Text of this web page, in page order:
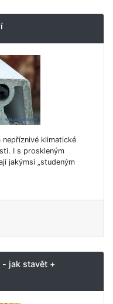
nepříznivé klimatické
I s proskleným
jakýmsi „studeným
jak stavět +